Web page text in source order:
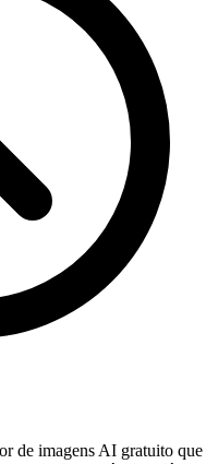
de imagens AI gratuito que